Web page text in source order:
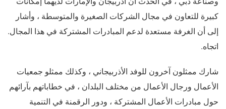
كبيرة للتعاون في مجال الشركات الصغيرة والمتوسطة ، وأشار
إلى أن الغرفة مستعدة لدعم المبادرات المشتركة في هذا المجال.
اتجاه.
شارك ممثلون آخرون للوفد الأذربيجاني ، وكذلك ممثلو جمعيات
الأعمال ورجال الأعمال من مختلف البلدان ، في خطاباتهم بآرائهم
حول مبادرات الأعمال المشتركة ، ودور الرقمنة في التنمية